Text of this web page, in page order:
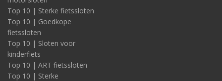
Top 10 | Sterke fietssloten
Top 10 | Goedkope
fietssloten
Top 10 | Sloten voor
kinderfiets
Top 10 | ART fietssloten
Top 10 | Sterke